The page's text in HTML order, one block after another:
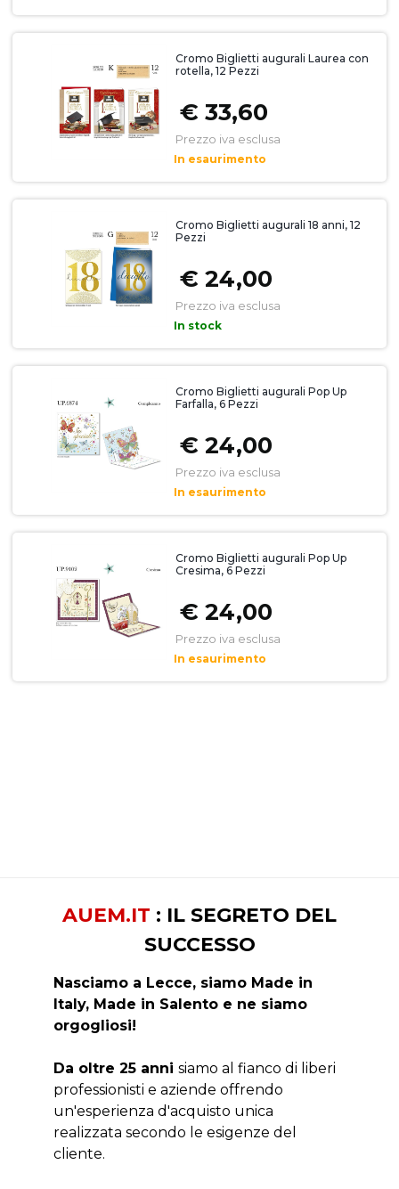
Cromo Biglietti augurali Laurea con
rotella, 12 Pezzi
€ 33,60
Prezzo iva esclusa
In esaurimento
Cromo Biglietti augurali 18 anni, 12
Pezzi
€ 24,00
Prezzo iva esclusa
In stock
Cromo Biglietti augurali Pop Up
Farfalla, 6 Pezzi
€ 24,00
Prezzo iva esclusa
In esaurimento
Cromo Biglietti augurali Pop Up
Cresima, 6 Pezzi
€ 24,00
Prezzo iva esclusa
In esaurimento
AUEM.IT : IL SEGRETO DEL
SUCCESSO
Nasciamo a Lecce, siamo Made in
Italy, Made in Salento e ne siamo
orgogliosi!
Da oltre 25 anni siamo al fianco di liberi
professionisti e aziende offrendo
un'esperienza d'acquisto unica
realizzata secondo le esigenze del
cliente.